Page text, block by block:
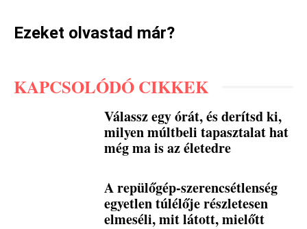
Ezeket olvastad már?
KAPCSOLÓDÓ CIKKEK
Válassz egy órát, és derítsd ki,
milyen múltbeli tapasztalat hat
még ma is az életedre
A repülőgép-szerencsétlenség
egyetlen túlélője részletesen
elmeséli, mit látott, mielőtt